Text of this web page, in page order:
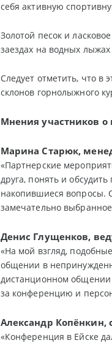
себя активную
Золотой песок и
заездах на водных
Следует отметить, что в
склонов горнолыжного
Мнения участников
Марина Старюк,
«Партнерские
друга, понять и
накопившиеся вопросы.
замечательно
Денис Глущенков, в
«На мой взгляд,
общении в
дистанционном общении
за конференцию и
Александр
«Конференция в Ейске